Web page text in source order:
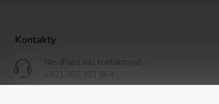
Kontakty
Neváhajte nás kontaktovať
+421 905 351 864